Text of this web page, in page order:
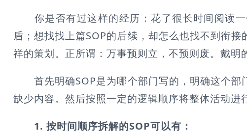
你是否有过这样的经历：花了很长时间阅读一
盾；想找找上篇SOP的后续，却怎么也找不到衔
祥的策划。正所谓：万事预则立，不预则废。戴明
首先明确SOP是为哪个部门写的，明确这个部
缺少内容。然后按照一定的逻辑顺序将整体活动进
1. 按时间顺序拆解的SOP可以有：